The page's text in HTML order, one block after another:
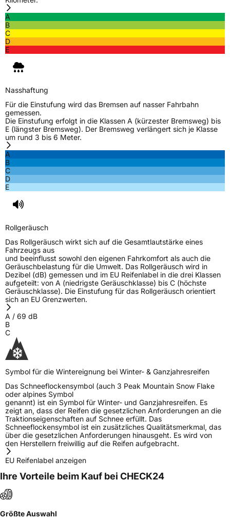
EU Label
EffizienzC
NasshaftungE
Rollgeräusch (Klasse)
Fahrzeugklasse
3PMSF / Schneeflockensymbol / Alpine-Symbol
Allgemeine Produktsicherheit (GPSR)
Herstellerkontakt
A
B
C
D
E
Nasshaftung
Für die Einstufung wird das Bremsen auf nasser Fahrbahn
gemessen.
Die Einstufung erfolgt in die Klassen A (kürzester Bremsweg) bis
E (längster Bremsweg). Der Bremsweg verlängert sich je Klasse
um rund 3 bis 6 Meter.
A
B
C
D
E
Rollgeräusch
Das Rollgeräusch wirkt sich auf die Gesamtlautstärke eines
Fahrzeugs aus
und beeinflusst sowohl den eigenen Fahrkomfort als auch die
Geräuschbelastung für die Umwelt. Das Rollgeräusch wird in
Dezibel (dB) gemessen und im EU Reifenlabel in die drei Klassen
aufgeteilt: von A (niedrigste Geräuschklasse) bis C (höchste
Geräuschklasse). Die Einstufung für das Rollgeräusch orientiert
sich an EU Grenzwerten.
A / 69 dB
B
C
Symbol für die Wintereignung bei Winter- & Ganzjahresreifen
Das Schneeflockensymbol (auch 3 Peak Mountain Snow Flake
oder alpines Symbol
genannt) ist ein Symbol für Winter- und Ganzjahresreifen. Es
zeigt an, dass der Reifen die gesetzlichen Anforderungen an die
Traktionseigenschaften auf Schnee erfüllt. Das
Schneeflockensymbol ist ein zusätzliches Qualitätsmerkmal, das
über die gesetzlichen Anforderungen hinausgeht. Es wird von
den Herstellern freiwillig auf die Reifen aufgebracht.
EU Reifenlabel anzeigen
Ihre Vorteile beim Kauf bei CHECK24
Größte Auswahl